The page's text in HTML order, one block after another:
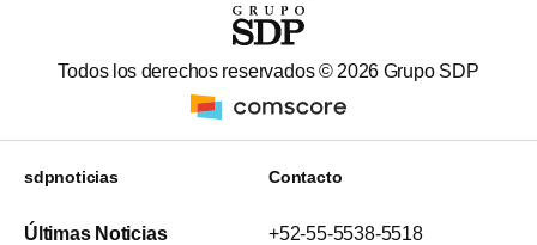
Todos los derechos reservados © 2026 Grupo SDP
sdpnoticias
Últimas Noticias
Contacto
+52-55-5538-5518